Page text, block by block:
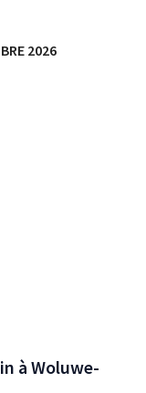
2026
à Woluwe-